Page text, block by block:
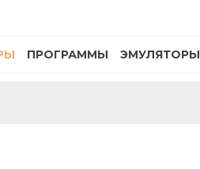
ПРОГРАММЫ ЭМУЛЯТОРЫ